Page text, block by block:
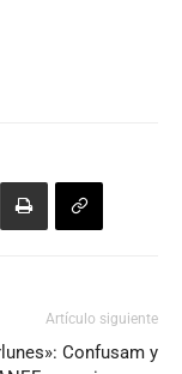
Artículo siguiente
Confusam y